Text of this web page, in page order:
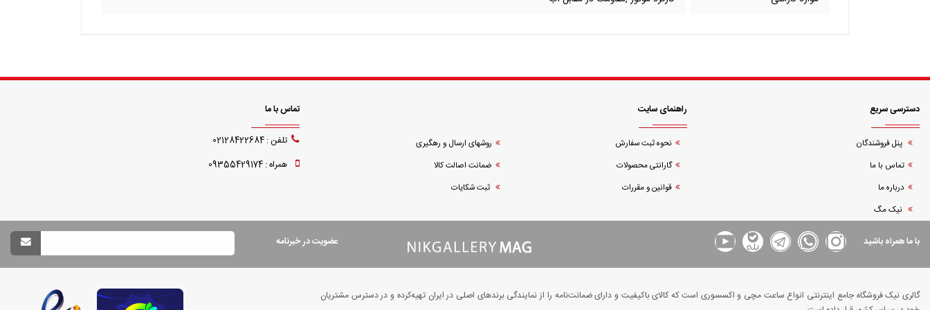
دسترسی سریع
پنل فروشندگان
تماس با ما
درباره ما
نیک مگ
راهنمای سایت
نحوه ثبت سفارش
روشهای ارسال و رهگیری
گارانتی محصولات
ضمانت اصالت کالا
قوانین و مقررات
ثبت شکایات
تماس با ما
تلفن : 02128422684
همراه : 09355429174
با ما همراه باشید عضویت در خبرنامه
گالری نیک فروشگاه جامع اینترنتی انواع ساعت مچی و اکسسوری است که کالای باکیفیت و دارای ضمانت‌نامه را از نمایندگی برندهای اصلی در ایران تهیه‌کرده و در دسترس مشتریان